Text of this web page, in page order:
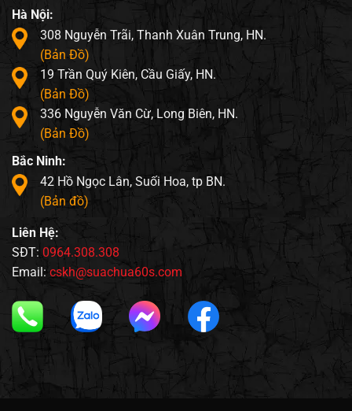
Hà Nội:
308 Nguyễn Trãi, Thanh Xuân Trung, HN.
(Bản Đồ)
19 Trần Quý Kiên, Cầu Giấy, HN.
(Bản Đồ)
336 Nguyễn Văn Cừ, Long Biên, HN.
(Bản Đồ)
Bắc Ninh:
42 Hồ Ngọc Lân, Suối Hoa, tp BN.
(Bản đồ)
Liên Hệ:
SĐT: 0964.308.308
Email: cskh@suachua60s.com